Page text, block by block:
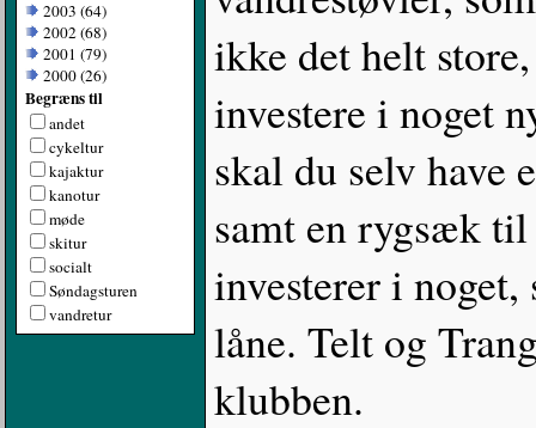
2003 (64)
2002 (68)
2001 (79)
2000 (26)
Begræns til
andet
cykeltur
kajaktur
kanotur
møde
skitur
socialt
Søndagsturen
vandretur
ikke det helt
investere i noget
skal du selv have
samt en rygsæk
investerer i noget,
låne. Telt og
klubben.